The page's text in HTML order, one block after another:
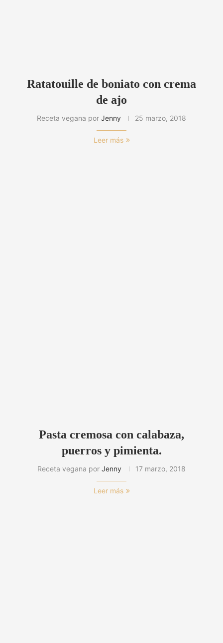
Ratatouille de boniato con crema
de ajo
Receta vegana por Jenny 25 marzo, 2018
Leer más
Pasta cremosa con calabaza,
puerros y pimienta.
Receta vegana por Jenny 17 marzo, 2018
Leer más